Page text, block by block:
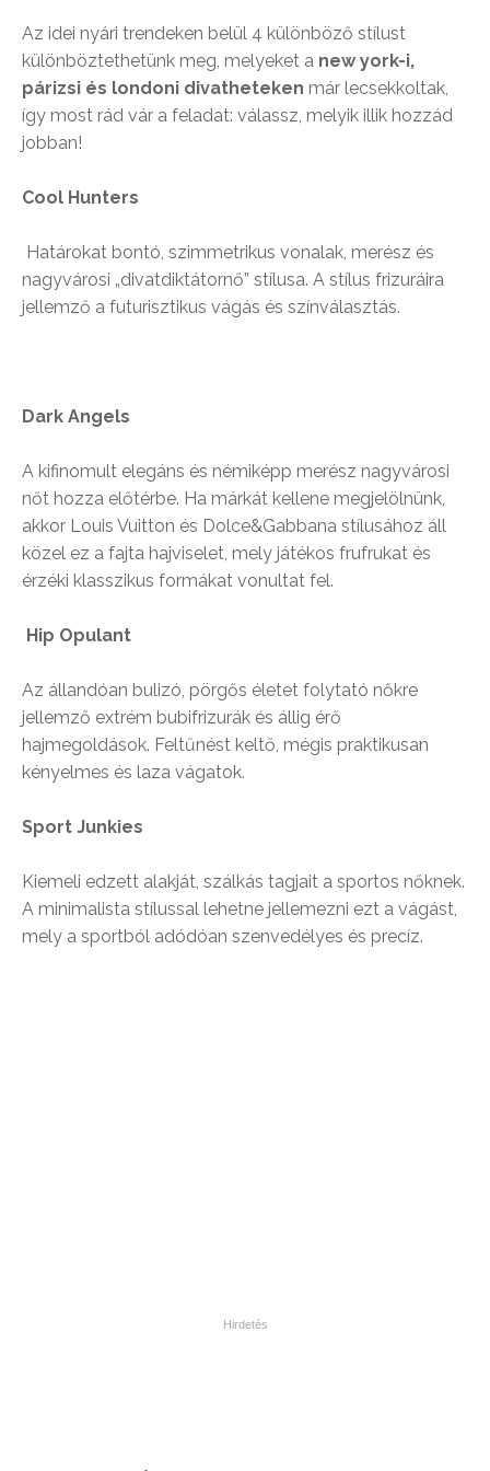
Az idei nyári trendeken belül 4 különböző stílust
különböztethetünk meg, melyeket a new york-i,
párizsi és londoni divatheteken már lecsekkoltak,
így most rád vár a feladat: válassz, melyik illik hozzád
jobban!
Cool Hunters
Határokat bontó, szimmetrikus vonalak, merész és
nagyvárosi „divatdiktátornő” stílusa. A stílus frizuráira
jellemző a futurisztikus vágás és színválasztás.
Dark Angels
A kifinomult elegáns és némiképp merész nagyvárosi
nőt hozza előtérbe. Ha márkát kellene megjelölnünk,
akkor Louis Vuitton és Dolce&Gabbana stílusához áll
közel ez a fajta hajviselet, mely játékos frufrukat és
érzéki klasszikus formákat vonultat fel.
Hip Opulant
Az állandóan bulizó, pörgős életet folytató nőkre
jellemző extrém bubifrizurák és állig érő
hajmegoldások. Feltűnést keltő, mégis praktikusan
kényelmes és laza vágatok.
Sport Junkies
Kiemeli edzett alakját, szálkás tagjait a sportos nőknek.
A minimalista stílussal lehetne jellemezni ezt a vágást,
mely a sportból adódóan szenvedélyes és precíz.